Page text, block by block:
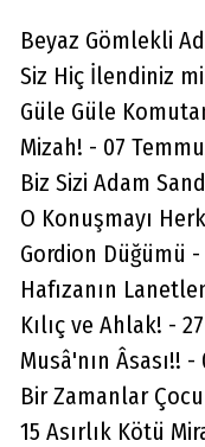
Allah rahmet
inşallah
başsağlığı
ile ???? ????
Beyaz Gömlekli
Siz Hiç İlendiniz
Güle Güle
Mizah! - 07
Biz Sizi Adam
O Konuşmayı
Gordion Düğümü
Hafızanın
Kılıç ve Ahlak! -
Musâ'nın Âsası!! -
Bir Zamanlar
15 Asırlık Kötü